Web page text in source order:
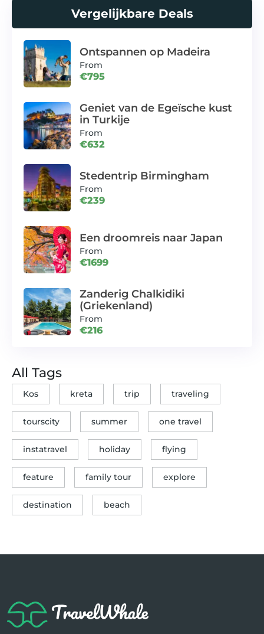
Vergelijkbare Deals
Ontspannen op Madeira
From
€795
Geniet van de Egeïsche kust
in Turkije
From
€632
Stedentrip Birmingham
From
€239
Een droomreis naar Japan
From
€1699
Zanderig Chalkidiki
(Griekenland)
From
€216
All Tags
Kos kreta trip traveling
tourscity summer one travel
instatravel holiday flying
feature family tour explore
destination beach